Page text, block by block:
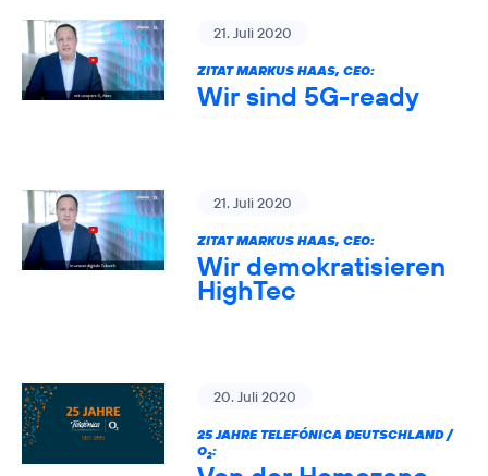
21. Juli 2020
ZITAT MARKUS HAAS, CEO:
Wir sind 5G-ready
21. Juli 2020
ZITAT MARKUS HAAS, CEO:
Wir demokratisieren
HighTec
20. Juli 2020
25 JAHRE TELEFÓNICA DEUTSCHLAND /
O2: